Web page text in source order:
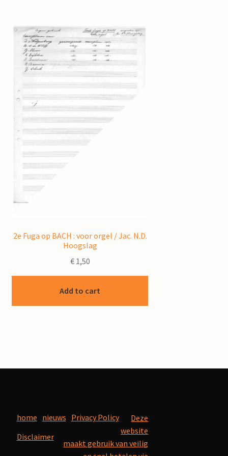
2e Fuga op BACH : voor orgel / Jac. N.D.
Hoogslag
€1,50
Add to cart
home nieuws Privacy Policy
Disclaimer
Deze
website
maakt gebruik van veilig